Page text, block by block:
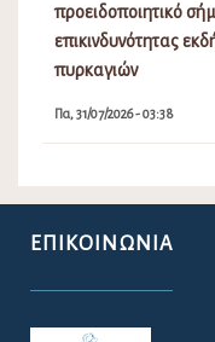
προειδοποιητικό
επικινδυνότητας
πυρκαγιών
Πα, 31/07/2026 - 03:38
ΕΠΙΚΟΙΝΩΝΊΑ